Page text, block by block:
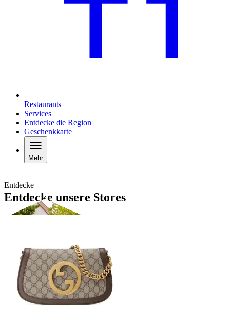
Restaurants
Services
Entdecke die Region
Geschenkkarte
Mehr
Entdecke
Entdecke unsere Stores